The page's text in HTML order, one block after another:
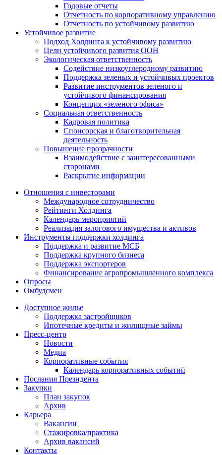
Годовые отчеты
Отчетность по корпоративному управлению
Отчетность по устойчивому развитию
Устойчивое развитие
Подход Холдинга к устойчивому развитию
Цели устойчивого развития ООН
Экологическая ответственность
Содействие низкоуглеродному развитию
Поддержка зеленых и устойчивых проектов
Развитие инструментов зеленого и
устойчивого финансирования
Концепция «зеленого офиса»
Социальная ответственность
Кадровая политика
Спонсорская и благотворительная
деятельность
Повышение прозрачности
Взаимодействие с заинтересованными
сторонами
Раскрытие информации
Отношения с инвесторами
Международное сотрудничество
Рейтинги Холдинга
Календарь мероприятий
Реализация залогового имущества и активов
Инструменты поддержки холдинга
Поддержка и развитие МСБ
Поддержка крупного бизнеса
Поддержка экспортеров
Финансирование агропромышленного комплекса
Опросы
Омбудсмен
Доступное жилье
Поддержка застройщиков
Ипотечные кредиты и жилищные займы
Пресс-центр
Новости
Медиа
Корпоративные события
Календарь корпоративных событий
Послания Президента
Закупки
План закупок
Архив
Карьера
Вакансии
Стажировка/практика
Архив вакансий
Контакты